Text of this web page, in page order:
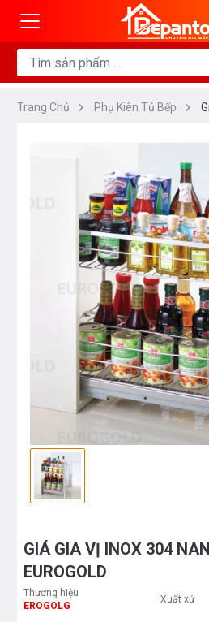
Trang Chủ Phụ Kiên Tủ Bếp
GIÁ GIA VỊ INOX 304
EUROGOLD
Thương hiệu
EROGOLG
Xuất xứ